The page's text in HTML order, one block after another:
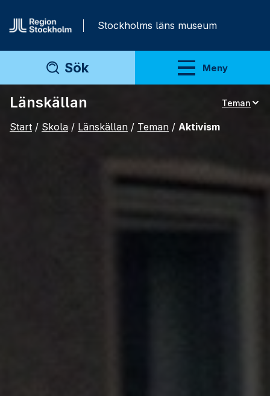
Stockholms läns museum
Sök Meny
Visa meny
Länskällan
Teman
Teman
För lärare
Start / Skola / Länskällan / Teman / Aktivism